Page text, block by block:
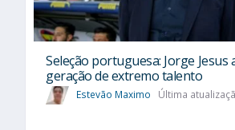
Seleção portuguesa: Jorge Jesus
geração de extremo talento
Estevão Maximo Última